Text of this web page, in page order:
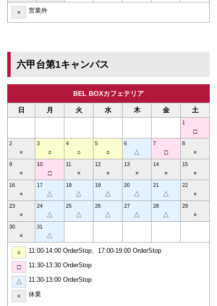
× 営業外
六甲台第1キャンパス
BEL BOXカフェテリア
日 月 火 水 木 金 土
1
□
2
×
3
○
4
○
5
○
6
△
7
□
8
×
9
×
10
□
11
×
12
×
13
×
14
×
15
×
16
×
17
△
18
△
19
△
20
△
21
△
22
×
23
×
24
△
25
△
26
△
27
△
28
△
29
×
30
×
31
△
○ 11:00-14:00 OrderStop、17:00-19:00 OrderStop
□ 11:30-13:30 OrderStop
△ 11:30-13:00 OrderStop
× 休業